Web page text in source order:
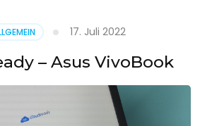
Jahressicherung
17. Juli 2022
– Asus VivoBook